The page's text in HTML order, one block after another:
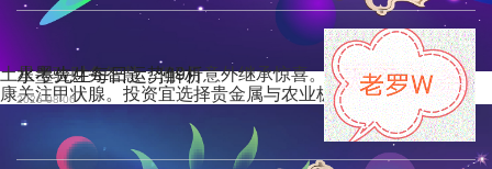
土星考验财务智慧，但9月意外继承惊喜。4月考试运登顶，健
康关注甲状腺。投资宜选择贵金属与农业板块。
水墨先生每日运势解析
2026-08-06